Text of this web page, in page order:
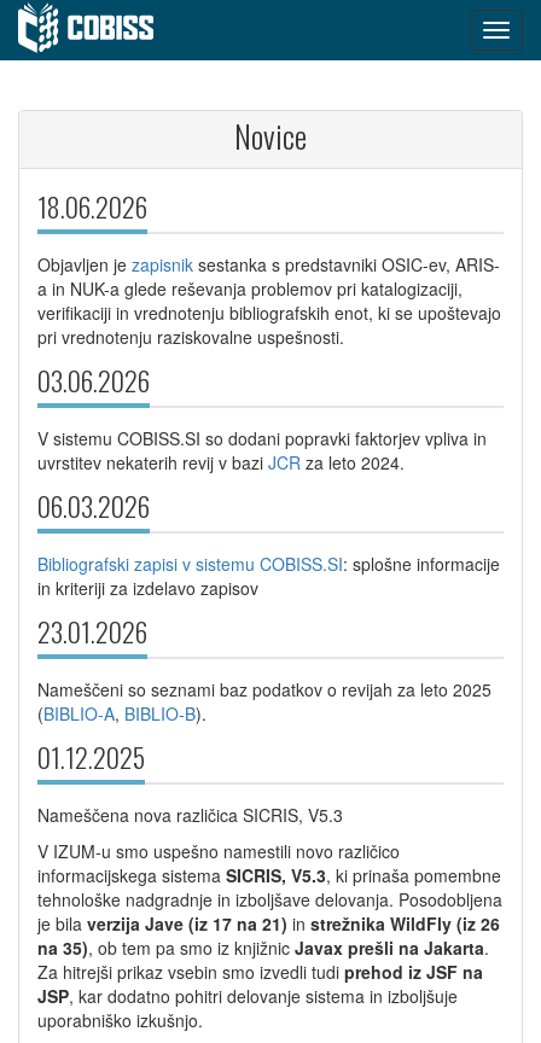
Novice
18.06.2026
Objavljen je zapisnik sestanka s predstavniki OSIC-ev, ARIS-
a in NUK-a glede reševanja problemov pri katalogizaciji,
verifikaciji in vrednotenju bibliografskih enot, ki se upoštevajo
pri vrednotenju raziskovalne uspešnosti.
03.06.2026
V sistemu COBISS.SI so dodani popravki faktorjev vpliva in
uvrstitev nekaterih revij v bazi JCR za leto 2024.
06.03.2026
Bibliografski zapisi v sistemu COBISS.SI: splošne informacije
in kriteriji za izdelavo zapisov
23.01.2026
Nameščeni so seznami baz podatkov o revijah za leto 2025
(BIBLIO-A, BIBLIO-B).
01.12.2025
Nameščena nova različica SICRIS, V5.3
V IZUM-u smo uspešno namestili novo različico
informacijskega sistema SICRIS, V5.3, ki prinaša pomembne
tehnološke nadgradnje in izboljšave delovanja. Posodobljena
je bila verzija Jave (iz 17 na 21) in strežnika WildFly (iz 26
na 35), ob tem pa smo iz knjižnic Javax prešli na Jakarta.
Za hitrejši prikaz vsebin smo izvedli tudi prehod iz JSF na
JSP, kar dodatno pohitri delovanje sistema in izboljšuje
uporabniško izkušnjo.